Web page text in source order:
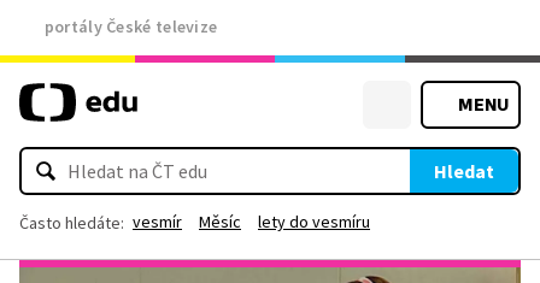
portály České televize
MENU
Hledat
Často hledáte: vesmír Měsíc lety do vesmíru